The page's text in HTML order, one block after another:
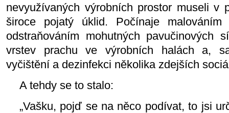
nevyužívaných výrobních prostor museli v
široce pojatý úklid. Počínaje malováním
odstraňováním mohutných pavučinových
vrstev prachu ve výrobních halách a,
vyčištění a dezinfekci několika zdejších
A tehdy se to stalo:
„Vašku, pojď se na něco podívat, to jsi